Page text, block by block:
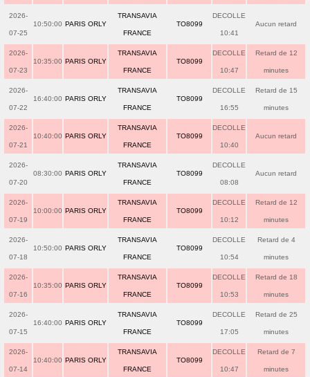
2026-
07-25
10:50:00 PARIS ORLY
TRANSAVIA
FRANCE
TO8099
DECOLLE
10:41
Aucun retard
2026-
07-23
10:35:00 PARIS ORLY
TRANSAVIA
FRANCE
TO8099
DECOLLE
10:47
Retard de 12
minutes
2026-
07-22
16:40:00 PARIS ORLY
TRANSAVIA
FRANCE
TO8099
DECOLLE
16:55
Retard de 15
minutes
2026-
07-21
10:40:00 PARIS ORLY
TRANSAVIA
FRANCE
TO8099
DECOLLE
10:40
Aucun retard
2026-
07-20
08:30:00 PARIS ORLY
TRANSAVIA
FRANCE
TO8099
DECOLLE
08:08
Aucun retard
2026-
07-19
10:00:00 PARIS ORLY
TRANSAVIA
FRANCE
TO8099
DECOLLE
10:12
Retard de 12
minutes
2026-
07-18
10:50:00 PARIS ORLY
TRANSAVIA
FRANCE
TO8099
DECOLLE
10:54
Retard de 4
minutes
2026-
07-16
10:35:00 PARIS ORLY
TRANSAVIA
FRANCE
TO8099
DECOLLE
10:53
Retard de 18
minutes
2026-
07-15
16:40:00 PARIS ORLY
TRANSAVIA
FRANCE
TO8099
DECOLLE
17:05
Retard de 25
minutes
2026-
07-14
10:40:00 PARIS ORLY
TRANSAVIA
FRANCE
TO8099
DECOLLE
10:47
Retard de 7
minutes